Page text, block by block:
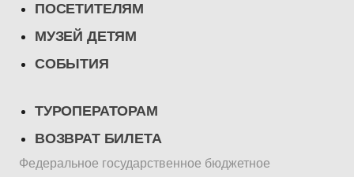
ПОСЕТИТЕЛЯМ
МУЗЕЙ ДЕТЯМ
СОБЫТИЯ
ТУРОПЕРАТОРАМ
ВОЗВРАТ БИЛЕТА
Федеральное государственное бюджетное